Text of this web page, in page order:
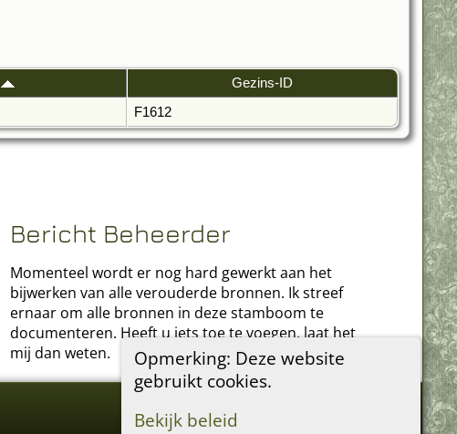
Opmerking: Deze website
gebruikt cookies.
Bekijk beleid
Gezins-ID
F1612
Bericht Beheerder
Momenteel wordt er nog hard gewerkt aan het
bijwerken van alle verouderde bronnen. Ik streef
ernaar om alle bronnen in deze stamboom te
documenteren. Heeft u iets toe te voegen, laat het
mij dan weten.